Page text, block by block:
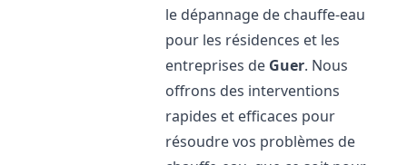
le dépannage de chauffe-eau
pour les résidences et les
entreprises de Guer. Nous
offrons des interventions
rapides et efficaces pour
résoudre vos problèmes de